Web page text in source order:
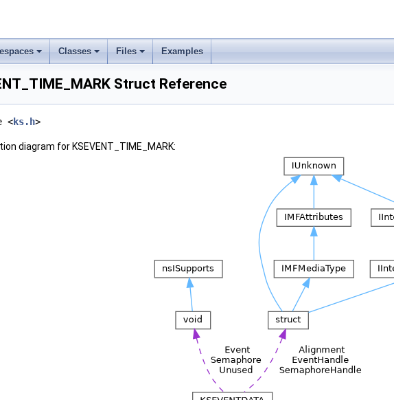
Classes Files Examples
Struct Reference
<ks.h>
diagram for KSEVENT_TIME_MARK: